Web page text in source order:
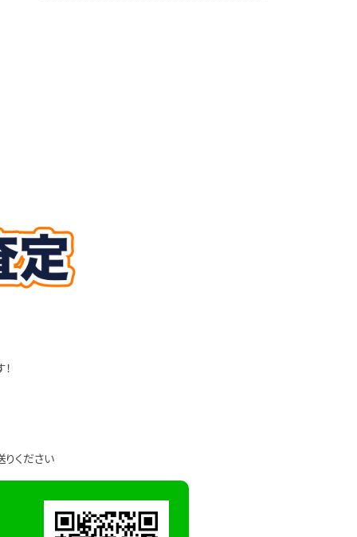
ください